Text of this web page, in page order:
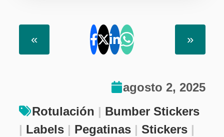
»
«
agosto 2, 2025
Rotulación | Bumber Stickers
| Labels| Pegatinas| Stickers|